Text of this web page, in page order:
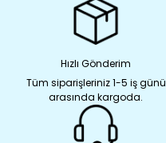
Hızlı Gönderim
Tüm siparişleriniz 1-5 iş günü
arasında kargoda.